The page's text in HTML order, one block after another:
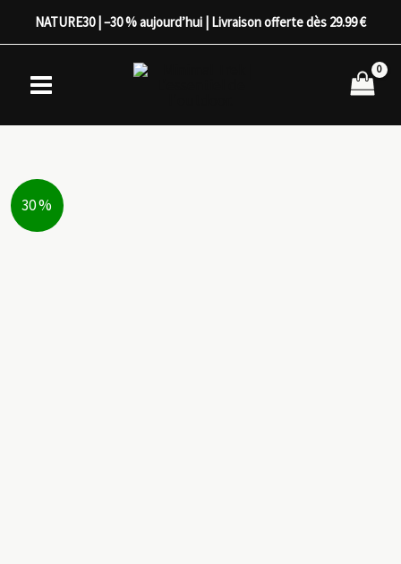
NATURE30 | –30 % aujourd’hui | Livraison offerte dès 29.99 €
30 %